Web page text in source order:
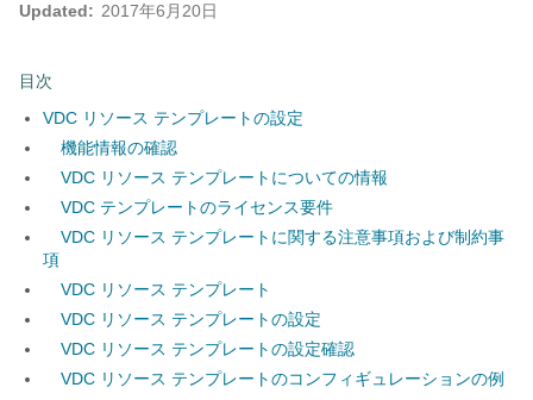
Updated: 2017年6月20日
目次
VDC リソース テンプレートの設定
機能情報の確認
VDC リソース テンプレートについての情報
VDC テンプレートのライセンス要件
VDC リソース テンプレートに関する注意事項および制約事
項
VDC リソース テンプレート
VDC リソース テンプレートの設定
VDC リソース テンプレートの設定確認
VDC リソース テンプレートのコンフィギュレーションの例